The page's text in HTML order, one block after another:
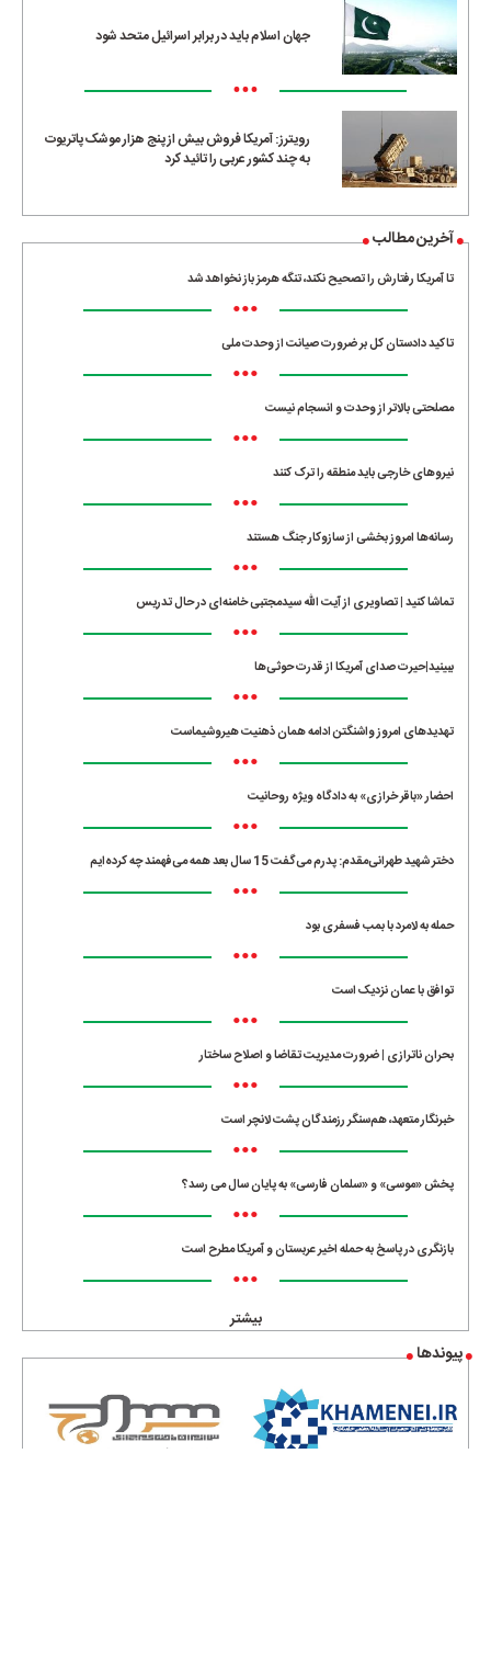
جهان اسلام باید در برابر اسرائیل متحد شود
•••
رویترز: آمریکا فروش بیش از پنج هزار موشک پاتریوت
به چند کشور عربی را تائید کرد
آخرین مطالب
تا آمریکا رفتارش را تصحیح نکند، تنگه هرمز باز نخواهد شد
•••
تاکید دادستان کل بر ضرورت صیانت از وحدت ملی
•••
مصلحتی بالاتر از وحدت و انسجام نیست
•••
نیروهای خارجی باید منطقه را ترک کنند
•••
رسانه‌ها امروز بخشی از سازوکار جنگ هستند
•••
تماشا کنید | تصاویری از آیت الله سیدمجتبی خامنه‌ای در حال تدریس
•••
ببینید|حیرت صدای آمریکا از قدرت حوثی‌ها
•••
تهدیدهای امروز واشنگتن ادامه همان ذهنیت هیروشیماست
•••
احضار «باقر خرازی» به دادگاه ویژه روحانیت
•••
دختر شهید طهرانی‌مقدم: پدرم می‌گفت 15 سال بعد همه می‌فهمند چه کرده‌ایم
•••
حمله به لامرد با بمب فسفری بود
•••
توافق با عمان نزدیک است
•••
بحران ناترازی | ضرورت مدیریت تقاضا و اصلاح ساختار
•••
خبرنگار متعهد، هم‌سنگر رزمندگان پشت لانچر است
•••
پخش «موسی» و «سلمان فارسی» به پایان سال می رسد؟
•••
بازنگری در پاسخ به حمله اخیر عربستان و آمریکا مطرح است
•••
بیشتر
پیوندها